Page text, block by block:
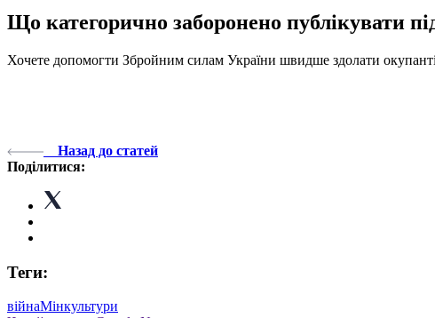
Що категорично заборонено публікувати
Хочете допомогти Збройним силам України швидше здолати
Назад до статей
Поділитися:
Теги:
війнаМінкультури